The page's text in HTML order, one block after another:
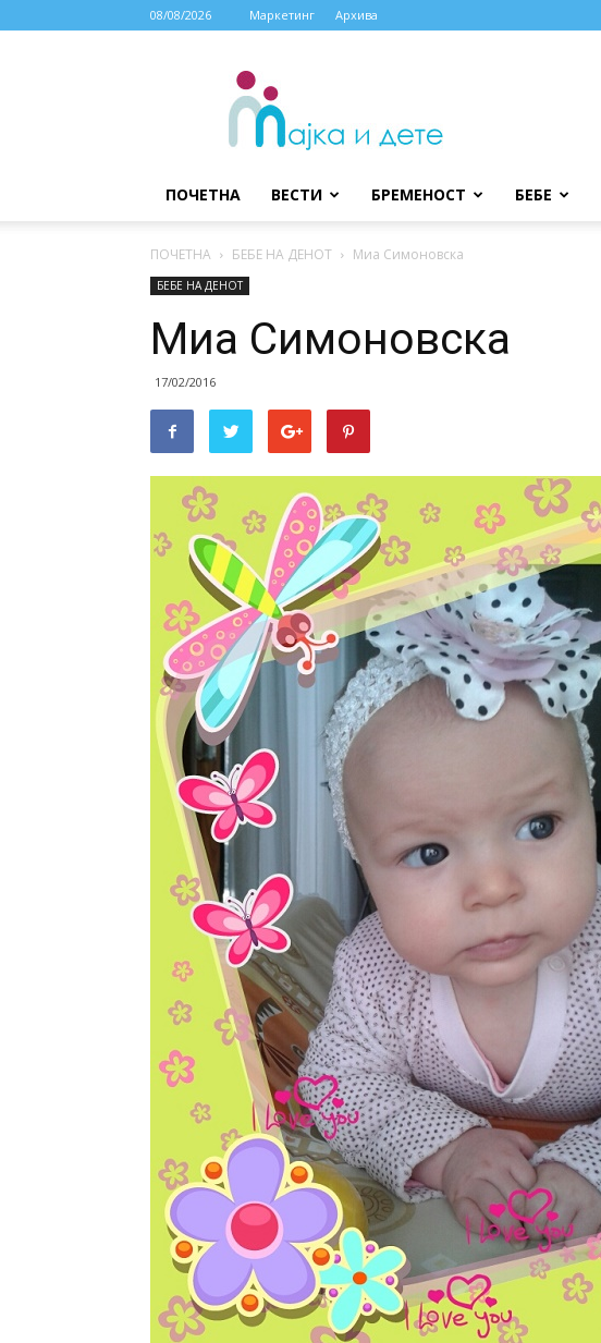
08/08/2026 Маркетинг Архива
МАЈКА
ДЕТЕ
ПОЧЕТНА ВЕСТИ БРЕМЕНОСТ БЕБЕ
ПОЧЕТНА БЕБЕ НА ДЕНОТ Миа Симоновска
БЕБЕ НА ДЕНОТ
Миа Симоновска
17/02/2016